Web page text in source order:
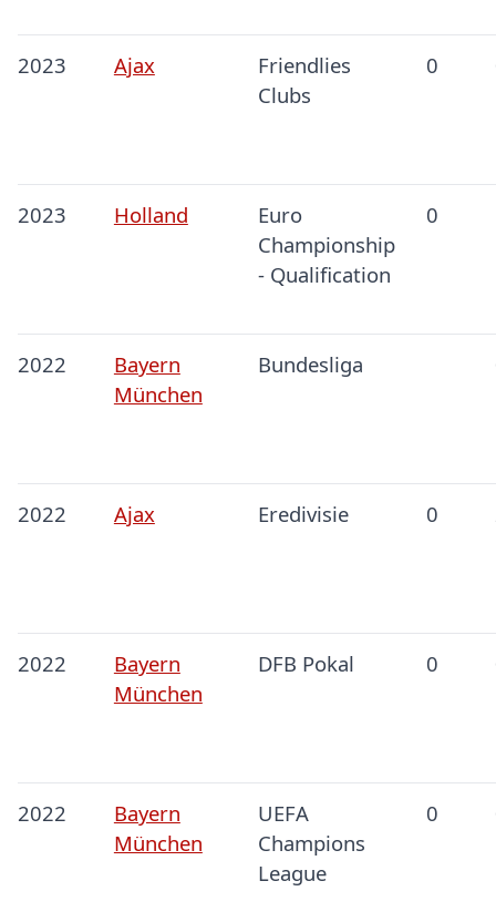
2023 Ajax
Friendlies
Clubs
0
2023 Holland
Euro
Championship
- Qualification
0
2022
Bayern
München
Bundesliga
2022 Ajax Eredivisie 0
2022
Bayern
München
DFB Pokal 0
2022
Bayern
München
UEFA
Champions
League
0